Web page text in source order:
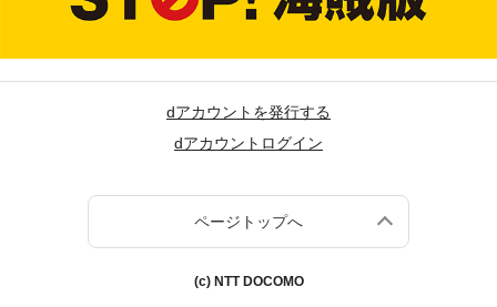
dアカウントを発行する
dアカウントログイン
ページトップへ
(c) NTT DOCOMO